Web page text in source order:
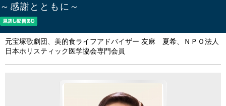
～感謝とともに～
元宝塚歌劇団、美的食ライフアドバイザー 友麻 夏希、ＮＰＯ法人
日本ホリスティック医学協会専門会員